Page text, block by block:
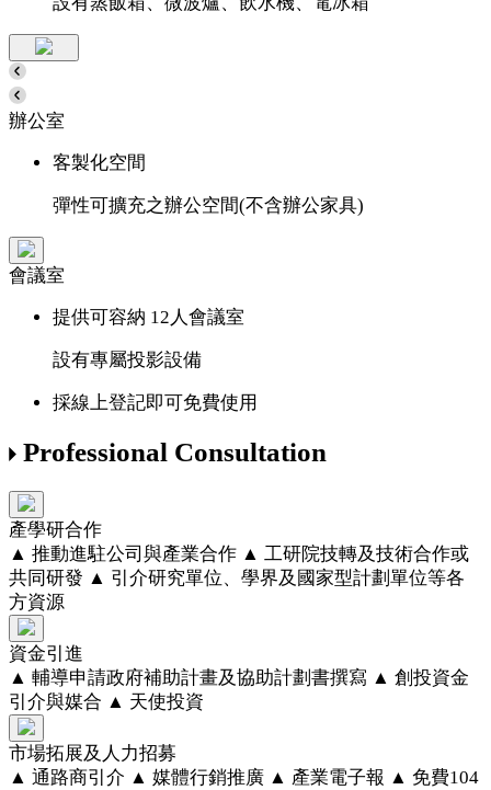
辦公室
客製化空間
彈性可擴充之辦公空間(不含辦公家具)
會議室
提供可容納 12人會議室
設有專屬投影設備
採線上登記即可免費使用
Professional Consultation
產學研合作
▲ 推動進駐公司與產業合作 ▲ 工研院技轉及技術合作或
共同研發 ▲ 引介研究單位、學界及國家型計劃單位等各
方資源
資金引進
▲ 輔導申請政府補助計畫及協助計劃書撰寫 ▲ 創投資金
引介與媒合 ▲ 天使投資
市場拓展及人力招募
▲ 通路商引介 ▲ 媒體行銷推廣 ▲ 產業電子報 ▲ 免費104